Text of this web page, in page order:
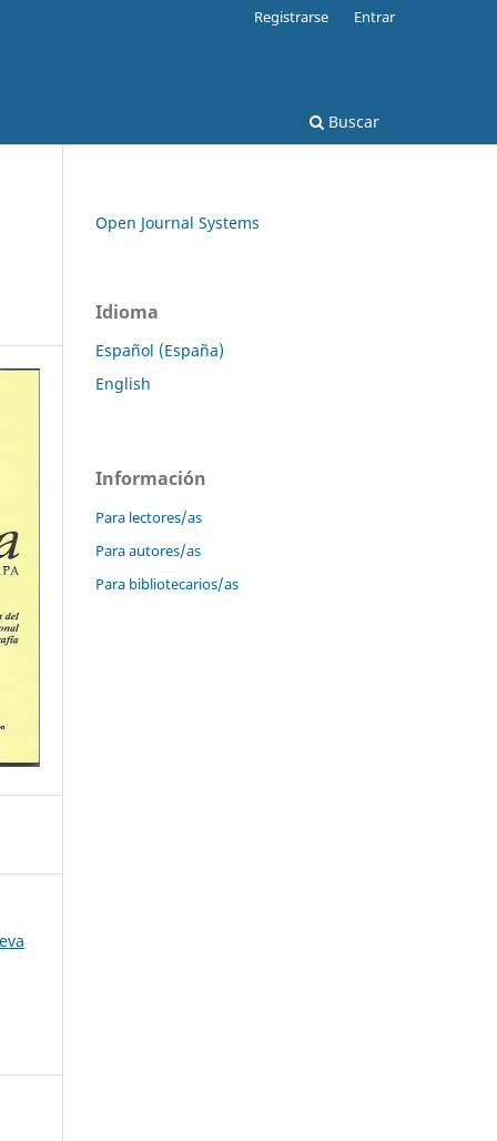
Buscar
Registrarse Entrar
Open Journal Systems
Idioma
Español (España)
English
Información
Para lectores/as
Para autores/as
Para bibliotecarios/as